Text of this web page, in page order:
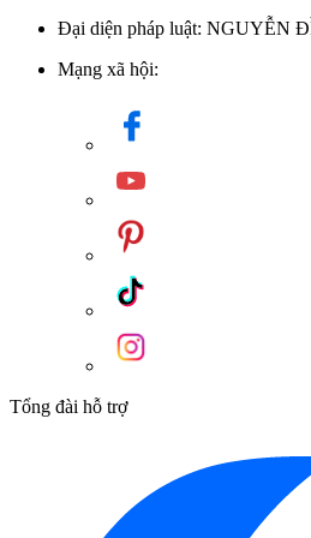
Máy rửa bát âm tủ SMV46KX00E
được thiết lập phù hợp với nhiều
Đại diện pháp luật: NGUYỄN
Mạng xã hội:
Tổng đài hỗ trợ